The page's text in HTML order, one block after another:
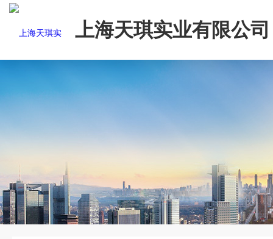
上海天琪实业有限公司